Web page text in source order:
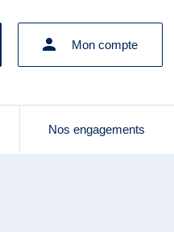
Mon compte
Nos engagements